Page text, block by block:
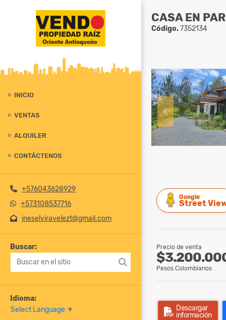
INICIO
VENTAS
ALQUILER
CONTÁCTENOS
+576043628929
+573108537716
ineselviravelezt@gmail.com
Buscar:
Idioma:
Select Language ▼
CASA EN
Código.7352134
Google
Street
Precio de venta
Pesos Colombianos
Descargar
información